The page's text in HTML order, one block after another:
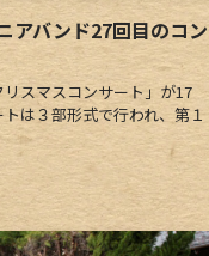
バンド27回目のコン
スマスコンサート」が17
は３部形式で行われ、第１